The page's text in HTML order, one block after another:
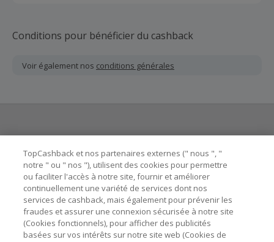
Conditions pour bénéficier du cashback
Voir également nos conditions générales
Astuces pour économiser
A propos de
TopCashback et nos partenaires externes (" nous ", "
notre " ou " nos "), utilisent des cookies pour permettre
ou faciliter l'accès à notre site, fournir et améliorer
continuellement une variété de services dont nos
services de cashback, mais également pour prévenir les
fraudes et assurer une connexion sécurisée à notre site
(Cookies fonctionnels), pour afficher des publicités
basées sur vos intérêts sur notre site web (Cookies de